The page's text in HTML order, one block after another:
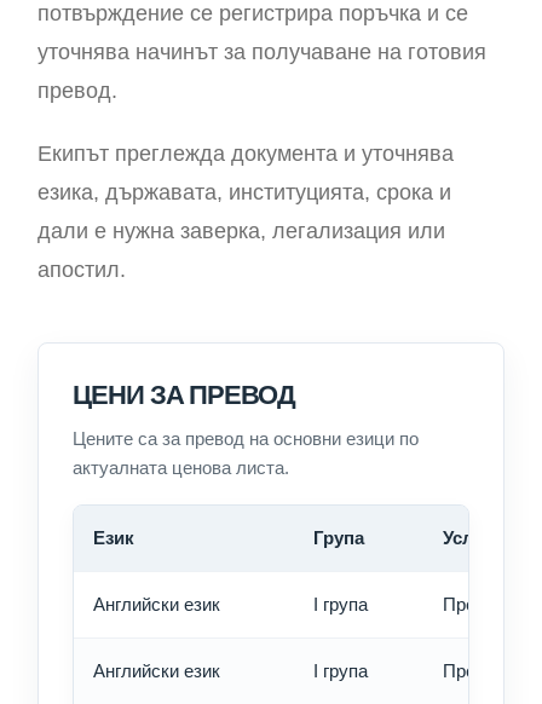
потвърждение се регистрира поръчка и се
уточнява начинът за получаване на готовия
превод.
Екипът преглежда документа и уточнява
езика, държавата, институцията, срока и
дали е нужна заверка, легализация или
апостил.
ЦЕНИ ЗА ПРЕВОД
Цените са за превод на основни езици по
актуалната ценова листа.
Език Група Услуга
Английски език I група Превод -
Английски език I група Превод -